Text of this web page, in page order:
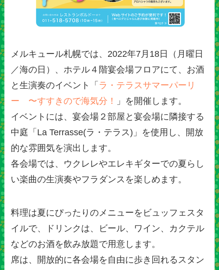
メルキュール札幌では、2022年7月18日（月曜日
／海の日）、ホテル４階宴会場フロアにて、お酒
と生演奏のイベント「 ラ・テラスサマーパーリ
ー 〜すすきので海気分！
」を開催します。
イベントには、宴会場２部屋と宴会場に隣接する
中庭「La Terrasse(ラ・テラス)」を使用し、開放
的な雰囲気を演出します。
各会場では、ウクレレやエレキギターでの夏らし
い楽曲の生演奏やフラダンスを楽しめます。
料理は夏にぴったりのメニューをビュッフェスタ
イルで、ドリンクは、ビール、ワイン、カクテル
などのお酒を飲み放題で用意します。
席は、開放的に各会場を自由に歩き回れるスタン